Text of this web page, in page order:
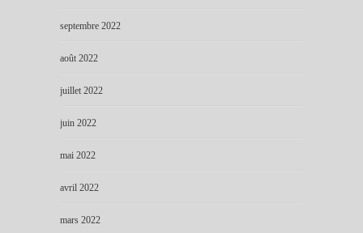
septembre 2022
août 2022
juillet 2022
juin 2022
mai 2022
avril 2022
mars 2022